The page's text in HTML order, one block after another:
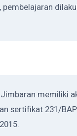
pembelajaran
Jimbaran memiliki
sertifikat 231/